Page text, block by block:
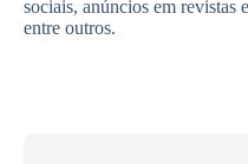
sociais, anúncios em revistas
entre outros.